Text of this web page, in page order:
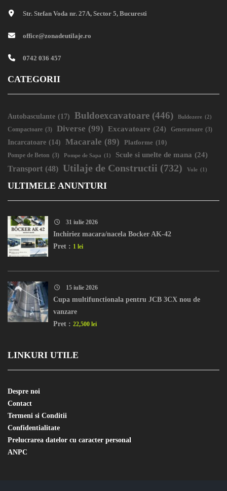
Str. Stefan Voda nr. 27A, Sector 5, Bucuresti
office@zonadeutilaje.ro
0742 036 457
CATEGORII
Autobasculante (17) Buldoexcavatoare (446) Buldozere (2)
Compactoare (3) Diverse (99) Excavatoare (24) Generatoare (3)
Incarcatoare (14) Macarale (89) Platforme (10)
Pompe de Beton (3) Pompe de Sapa (1) Scule si unelte de mana (24)
Transport (48) Utilaje de Constructii (732) Vole (1)
ULTIMELE ANUNTURI
31 iulie 2026
Inchiriez macara/nacela Bocker AK-42
Pret : 1 lei
15 iulie 2026
Cupa multifunctionala pentru JCB 3CX nou de
vanzare
Pret : 22,500 lei
LINKURI UTILE
Despre noi
Contact
Termeni si Conditii
Confidentialitate
Prelucrarea datelor cu caracter personal
ANPC